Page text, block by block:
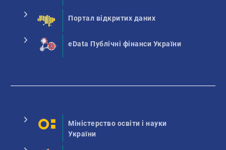
Портал відкритих даних
eData Публічні фінанси України
Міністерство освіти і науки
України